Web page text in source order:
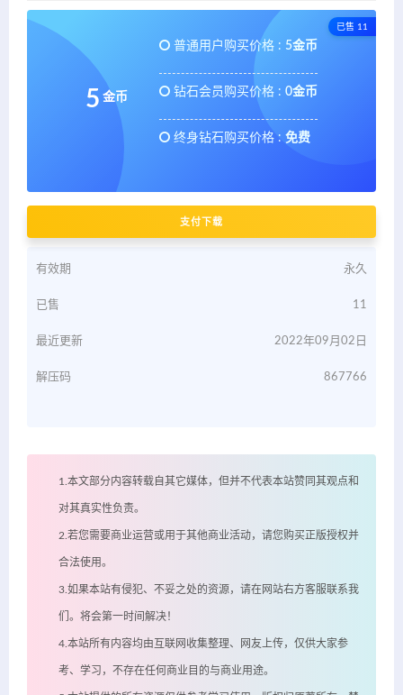
已售 11
5 金币
普通用户购买价格 : 5金币
钻石会员购买价格 : 0金币
终身钻石购买价格 : 免费
支付下载
有效期 永久
已售 11
最近更新 2022年09月02日
解压码 867766
1.本文部分内容转载自其它媒体，但并不代表本站赞同其观点和
对其真实性负责。
2.若您需要商业运营或用于其他商业活动，请您购买正版授权并
合法使用。
3.如果本站有侵犯、不妥之处的资源，请在网站右方客服联系我
们。将会第一时间解决！
4.本站所有内容均由互联网收集整理、网友上传，仅供大家参
考、学习，不存在任何商业目的与商业用途。